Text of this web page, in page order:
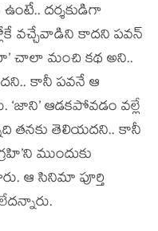
దర్శకుడిగా
వచ్చేవాడిని కాదని పవన్
చాలా మంచి కథ అని..
కానీ పవనే ఆ
ఆడకపోవడం వల్లే
తనకు తెలియదని.. కానీ
ముందుకు
ఆ సినిమా పూర్తి